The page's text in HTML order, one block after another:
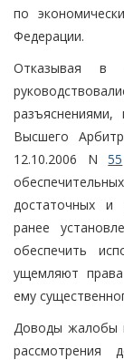
по
Федерации.
Отказывая в
Высшего
12.10.2006 N55
достаточных и
ранее
обеспечить
ущемляют
ему
Доводы жалобы
рассмотрения